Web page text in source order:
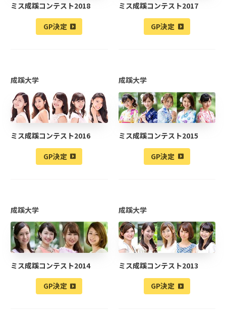
ミス成蹊コンテスト2018
GP決定
ミス成蹊コンテスト2017
GP決定
成蹊大学
ミス成蹊コンテスト2016
GP決定
成蹊大学
ミス成蹊コンテスト2015
GP決定
成蹊大学
ミス成蹊コンテスト2014
GP決定
成蹊大学
ミス成蹊コンテスト2013
GP決定